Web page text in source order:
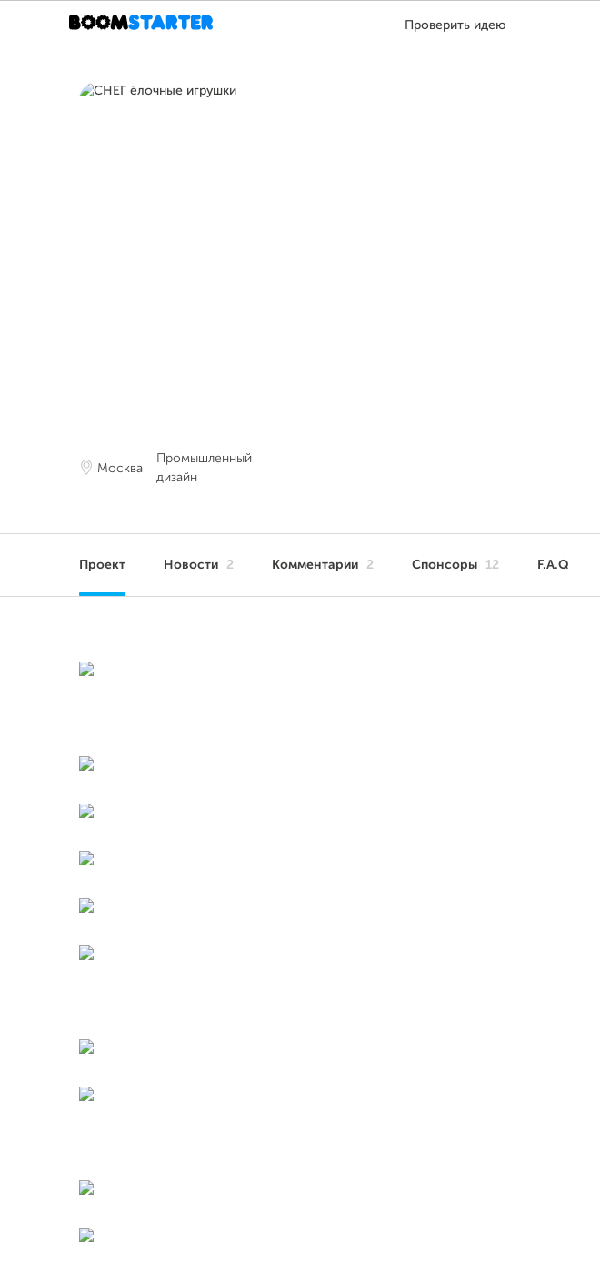
Проверить идею
Москва
Промышленный
дизайн
Проект Новости 2 Комментарии 2 Спонсоры 12 F.A.Q